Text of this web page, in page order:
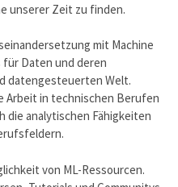
unserer Zeit zu finden.
mit Machine
Daten und deren
datengesteuerten Welt.
Arbeit in technischen Berufen
die analytischen Fähigkeiten
von ML-Ressourcen.